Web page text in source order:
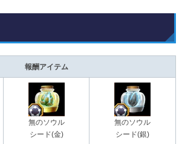
報酬アイテム
無のソウル
シード(金)
無のソウル
シード(銀)